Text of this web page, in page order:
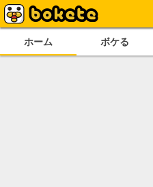
ホーム ボケる